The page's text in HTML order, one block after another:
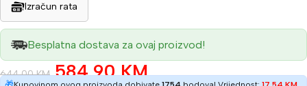
Izračun rata
Besplatna dostava za ovaj proizvod!
644,00KM 584,90KM